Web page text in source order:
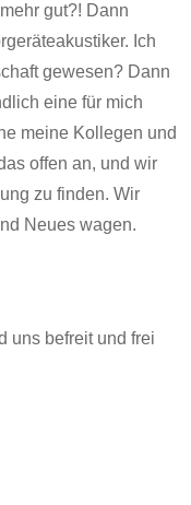
gut?! Dann
Ich
gewesen? Dann
eine für mich
meine Kollegen und
offen an, und wir
zu finden. Wir
Neues wagen.
uns befreit und frei